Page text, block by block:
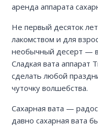
аренда аппарата
Не первый десяток
лакомством и для
необычный десерт —
Сладкая вата
сделать любой
чуточку волшебства.
Сахарная вата —
давно сахарная вата